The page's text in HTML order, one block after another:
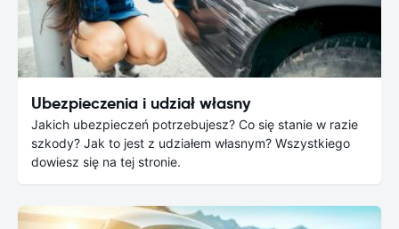
Ubezpieczenia i udział własny
Jakich ubezpieczeń potrzebujesz? Co się stanie w razie
szkody? Jak to jest z udziałem własnym? Wszystkiego
dowiesz się na tej stronie.